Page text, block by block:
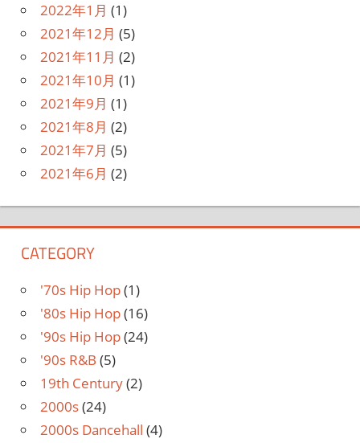
2022年1月 (1)
2021年12月 (5)
2021年11月 (2)
2021年10月 (1)
2021年9月 (1)
2021年8月 (2)
2021年7月 (5)
2021年6月 (2)
CATEGORY
'70s Hip Hop(1)
'80s Hip Hop(16)
'90s Hip Hop(24)
'90s R&B (5)
19th Century(2)
2000s(24)
2000s Dancehall (4)